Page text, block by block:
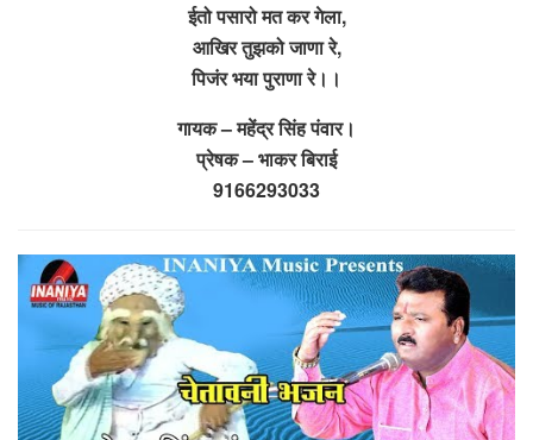
ईतो पसारो मत कर गेला,
आखिर तुझको जाणा रे,
पिजंर भया पुराणा रे।।
गायक – महेंद्र सिंह पंवार।
प्रेषक – भाकर बिराई
9166293033